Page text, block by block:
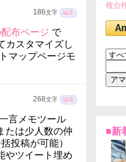
186文字 編集
布ページ で
カスタマイズし
マップページモ
268文字 編集
言メモツール
たは少人数の仲
投稿が可能）
やツイート埋め
複合
■新